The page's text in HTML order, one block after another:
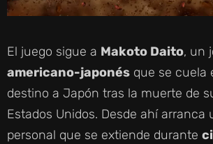
El juego sigue a Makoto Daito, un
americano-japonés que se cuela
destino a Japón tras la muerte de
Estados Unidos. Desde ahí arranca
personal que se extiende durante